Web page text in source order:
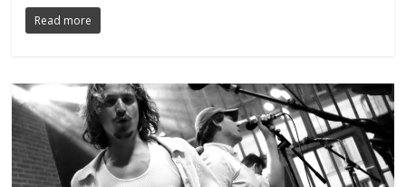
Read more